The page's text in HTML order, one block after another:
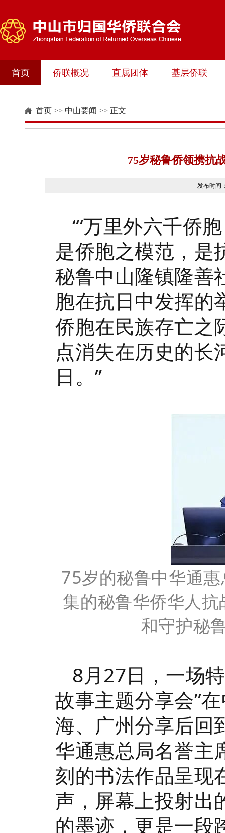
首页 侨联概况 直属团体 基层侨联
首页 >> 中山要闻 >> 正文
75岁秘鲁侨领携抗
发布时间
“‘万里外六千侨
是侨胞之模范，是
秘鲁中山隆镇隆善
胞在抗日中发挥的
侨胞在民族存亡之
点消失在历史的长
日。”
75岁的秘鲁中华通
集的秘鲁华侨华人
和守护秘
8月27日，一场
故事主题分享会”
海、广州分享后
华通惠总局名誉主
刻的书法作品呈现
声，屏幕上投射出
的墨迹，更是一段